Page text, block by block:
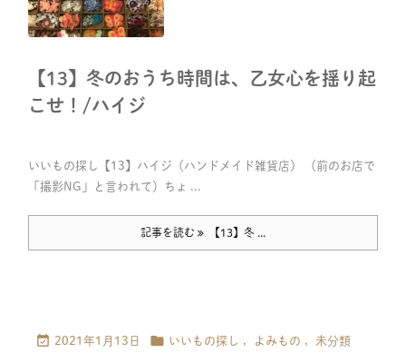
【13】冬のおうち時間は、乙女心を揺り起
こせ！/ハイジ
いいもの探し【13】ハイジ（ハンドメイド雑貨店） （前のお店で
「撮影NG」と言われて）ちょ ...
記事を読む 【13】冬 ...
 2021年1月13日  いいもの探し , よみもの , 未分類